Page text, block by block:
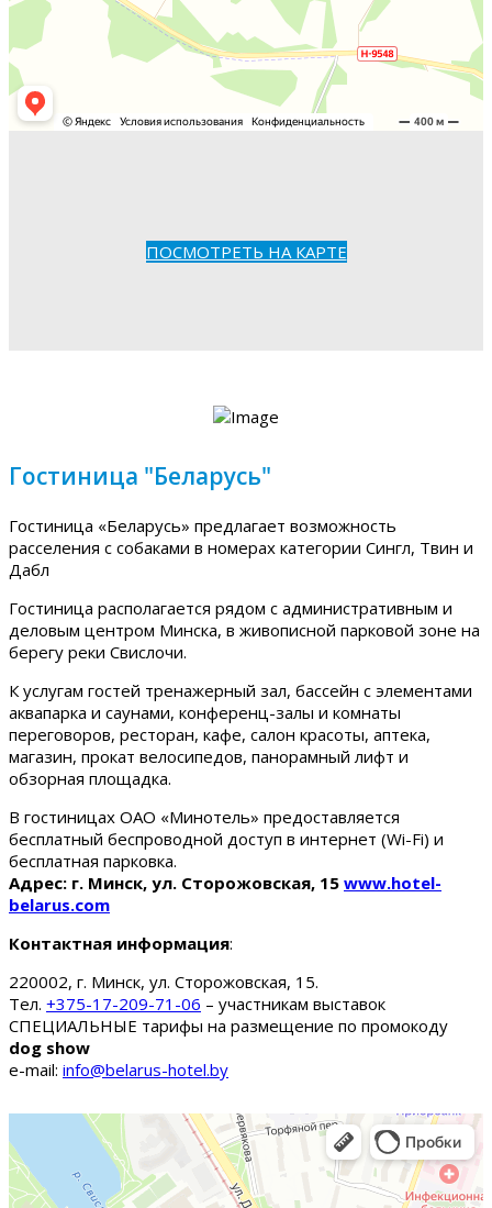
ПОСМОТРЕТЬ НА КАРТЕ
Гостиница "Беларусь"
Гостиница «Беларусь» предлагает возможность
расселения с собаками в номерах категории Сингл, Твин и
Дабл
Гостиница располагается рядом с административным и
деловым центром Минска, в живописной парковой зоне на
берегу реки Свислочи.
К услугам гостей тренажерный зал, бассейн с элементами
аквапарка и саунами, конференц-залы и комнаты
переговоров, ресторан, кафе, салон красоты, аптека,
магазин, прокат велосипедов, панорамный лифт и
обзорная площадка.
В гостиницах ОАО «Минотель» предоставляется
бесплатный беспроводной доступ в интернет (Wi-Fi) и
бесплатная парковка.
Адрес: г. Минск, ул. Сторожовская, 15 www.hotel-
belarus.com
Контактная информация:
220002, г. Минск, ул. Сторожовская, 15.
Тел. +375-17-209-71-06 – участникам выставок
СПЕЦИАЛЬНЫЕ тарифы на размещение по промокоду
dog show
e-mail: info@belarus-hotel.by